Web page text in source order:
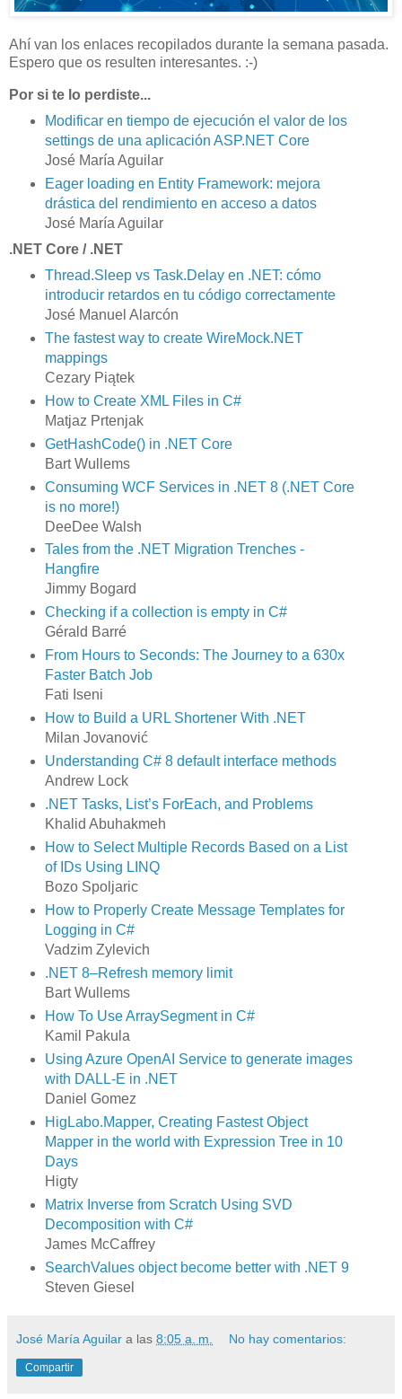
Ahí van los enlaces recopilados durante la semana pasada.
Espero que os resulten interesantes. :-)
Por si te lo perdiste...
Modificar en tiempo de ejecución el valor de los
settings de una aplicación ASP.NET Core
José María Aguilar
Eager loading en Entity Framework: mejora
drástica del rendimiento en acceso a datos
José María Aguilar
.NET Core / .NET
Thread.Sleep vs Task.Delay en .NET: cómo
introducir retardos en tu código correctamente
José Manuel Alarcón
The fastest way to create WireMock.NET
mappings
Cezary Piątek
How to Create XML Files in C#
Matjaz Prtenjak
GetHashCode() in .NET Core
Bart Wullems
Consuming WCF Services in .NET 8 (.NET Core
is no more!)
DeeDee Walsh
Tales from the .NET Migration Trenches -
Hangfire
Jimmy Bogard
Checking if a collection is empty in C#
Gérald Barré
From Hours to Seconds: The Journey to a 630x
Faster Batch Job
Fati Iseni
How to Build a URL Shortener With .NET
Milan Jovanović
Understanding C# 8 default interface methods
Andrew Lock
.NET Tasks, List’s ForEach, and Problems
Khalid Abuhakmeh
How to Select Multiple Records Based on a List
of IDs Using LINQ
Bozo Spoljaric
How to Properly Create Message Templates for
Logging in C#
Vadzim Zylevich
.NET 8–Refresh memory limit
Bart Wullems
How To Use ArraySegment in C#
Kamil Pakula
Using Azure OpenAI Service to generate images
with DALL-E in .NET
Daniel Gomez
HigLabo.Mapper, Creating Fastest Object
Mapper in the world with Expression Tree in 10
Days
Higty
Matrix Inverse from Scratch Using SVD
Decomposition with C#
James McCaffrey
SearchValues object become better with .NET 9
Steven Giesel
José María Aguilar a las 8:05 a. m. No hay comentarios:
Compartir